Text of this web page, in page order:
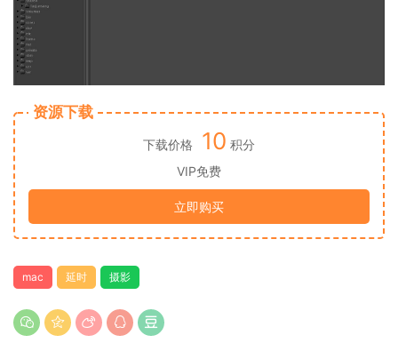
资源下载
下载价格 10 积分
VIP免费
立即购买
mac 延时 摄影